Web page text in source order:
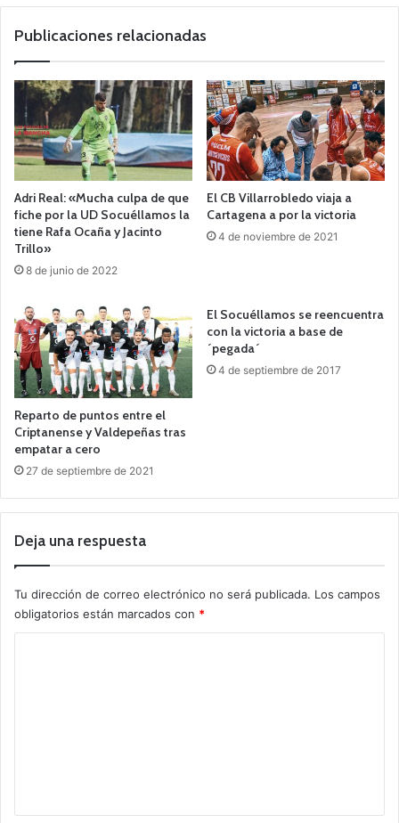
Publicaciones relacionadas
Adri Real: «Mucha culpa de que
fiche por la UD Socuéllamos la
tiene Rafa Ocaña y Jacinto
Trillo»
8 de junio de 2022
El CB Villarrobledo viaja a
Cartagena a por la victoria
4 de noviembre de 2021
Reparto de puntos entre el
Criptanense y Valdepeñas tras
empatar a cero
27 de septiembre de 2021
El Socuéllamos se reencuentra
con la victoria a base de
´pegada´
4 de septiembre de 2017
Deja una respuesta
Tu dirección de correo electrónico no será publicada. Los campos
obligatorios están marcados con *